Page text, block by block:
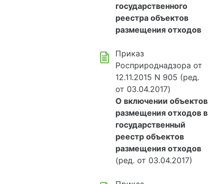
государственного
реестра объектов
размещения отходов
Приказ
Росприроднадзора от
12.11.2015 N 905 (ред.
от 03.04.2017)
О включении объектов
размещения отходов в
государственный
реестр объектов
размещения отходов
(ред. от 03.04.2017)